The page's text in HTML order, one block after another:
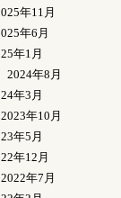
年11月
年6月
年1月
2024年8月
年3月
2023年10月
年5月
年12月
2022年7月